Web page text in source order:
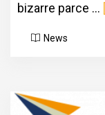
bizarre parce ...
News